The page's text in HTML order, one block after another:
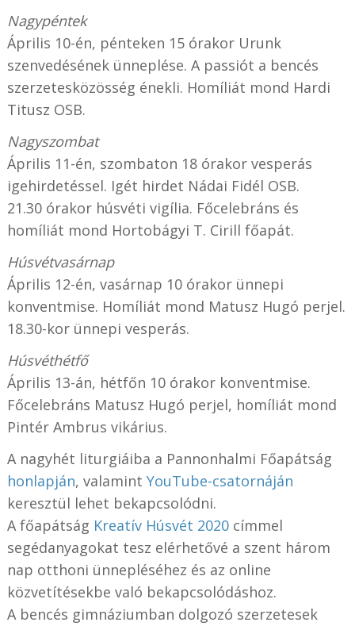
Nagypéntek
Április 10-én, pénteken 15 órakor Urunk
szenvedésének ünneplése. A passiót a bencés
szerzetesközösség énekli. Homíliát mond Hardi
Titusz OSB.
Nagyszombat
Április 11-én, szombaton 18 órakor vesperás
igehirdetéssel. Igét hirdet Nádai Fidél OSB.
21.30 órakor húsvéti vigília. Főcelebráns és
homíliát mond Hortobágyi T. Cirill főapát.
Húsvétvasárnap
Április 12-én, vasárnap 10 órakor ünnepi
konventmise. Homíliát mond Matusz Hugó perjel.
18.30-kor ünnepi vesperás.
Húsvéthétfő
Április 13-án, hétfőn 10 órakor konventmise.
Főcelebráns Matusz Hugó perjel, homíliát mond
Pintér Ambrus vikárius.
A nagyhét liturgiáiba a Pannonhalmi Főapátság
honlapján, valamint YouTube-csatornáján
keresztül lehet bekapcsolódni.
A főapátság Kreatív Húsvét 2020címmel
segédanyagokat tesz elérhetővé a szent három
nap otthoni ünnepléséhez és az online
közvetítésekbe való bekapcsolódáshoz.
A bencés gimnáziumban dolgozó szerzetesek